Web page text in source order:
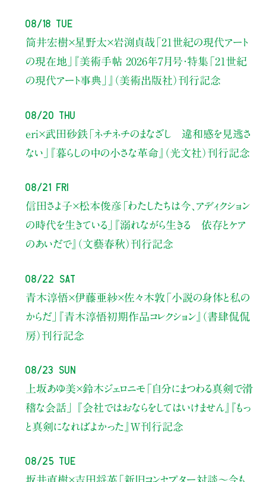
08/18 Tue
筒井宏樹×星野太×岩渕貞哉 「21世紀の現代アート
の現在地」
『美術手帖 2026年7月号・特集「21世紀
の現代アート事典」』（美術出版社）刊行記念
08/20 Thu
eri×武田砂鉄「ネチネチのまなざし 違和感を見逃さ
ない」
『暮らしの中の小さな革命』（光文社）刊行記念
08/21 Fri
信田さよ子×松本俊彦 「わたしたちは今、アディクション
の時代を生きている」
『溺れながら生きる 依存とケア
のあいだで』（文藝春秋）刊行記念
08/22 Sat
青木淳悟×伊藤亜紗×佐々木敦 「小説の身体と私の
からだ」
『青木淳悟初期作品コレクション』（書肆侃侃
房）刊行記念
08/23 Sun
上坂あゆ美×鈴木ジェロニモ 「自分にまつわる真剣で滑
稽な会話」
『会社ではおならをしてはいけません』『もっ
と真剣になればよかった』W刊行記念
08/25 Tue